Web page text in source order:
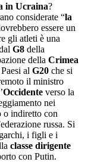
in Ucraina?
considerate “la
essere un
gli atleti è una
G8 della
della Crimea
al G20 che si
il ministro
Occidente verso la
nei
o indiretto con
russa. Si
i figli e i
classe dirigente
con Putin.